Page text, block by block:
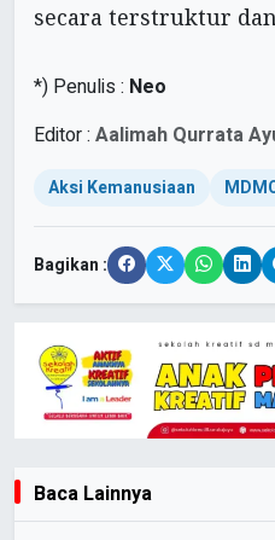
secara terstruktur
*) Penulis : Neo
Editor : Aalimah Qurrata
Aksi Kemanusiaan
Bagikan :
Baca Lainnya